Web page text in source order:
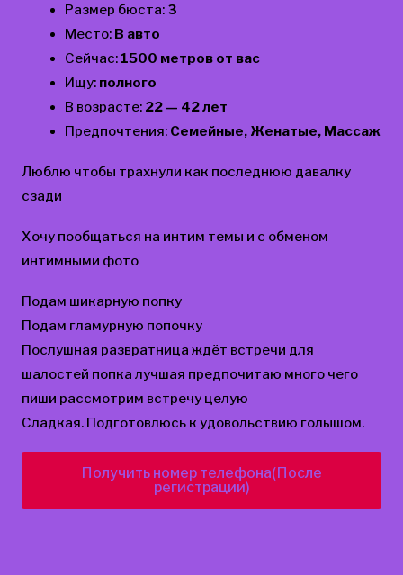
Размер бюста: 3
Место: В авто
Сейчас: 1500 метров от вас
Ищу: полного
В возрасте: 22 — 42 лет
Предпочтения: Семейные, Женатые, Массаж
Люблю чтобы трахнули как последнюю давалку
сзади
Хочу пообщаться на интим темы и с обменом
интимными фото
Подам шикарную попку
Подам гламурную попочку
Послушная развратница ждёт встречи для
шалостей попка лучшая предпочитаю много чего
пиши рассмотрим встречу целую
Сладкая. Подготовлюсь к удовольствию голышом.
Получить номер телефона(После
регистрации)